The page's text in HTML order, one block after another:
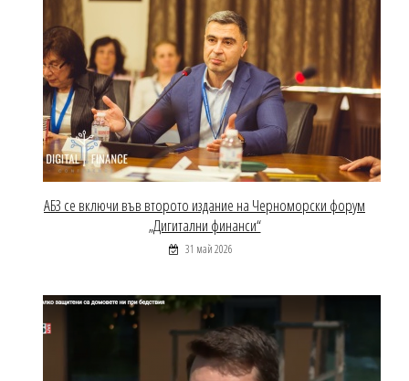
АБЗ се включи във второто издание на Черноморски форум
„Дигитални финанси“
31 май 2026